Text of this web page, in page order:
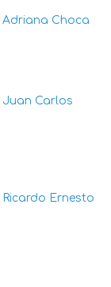
Adriana Choca
Juan Carlos
Ricardo Ernesto